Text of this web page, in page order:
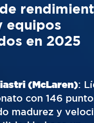
equipos
en 2025
(McLaren):
con 146
madurez y